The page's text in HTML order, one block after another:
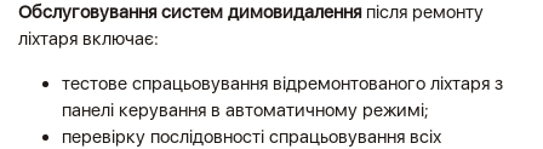
Обслуговування систем димовидаленняпісля ремонту
ліхтаря включає:
тестове спрацьовування відремонтованого ліхтаря з
панелі керування в автоматичному режимі;
перевірку послідовності спрацьовування всіх